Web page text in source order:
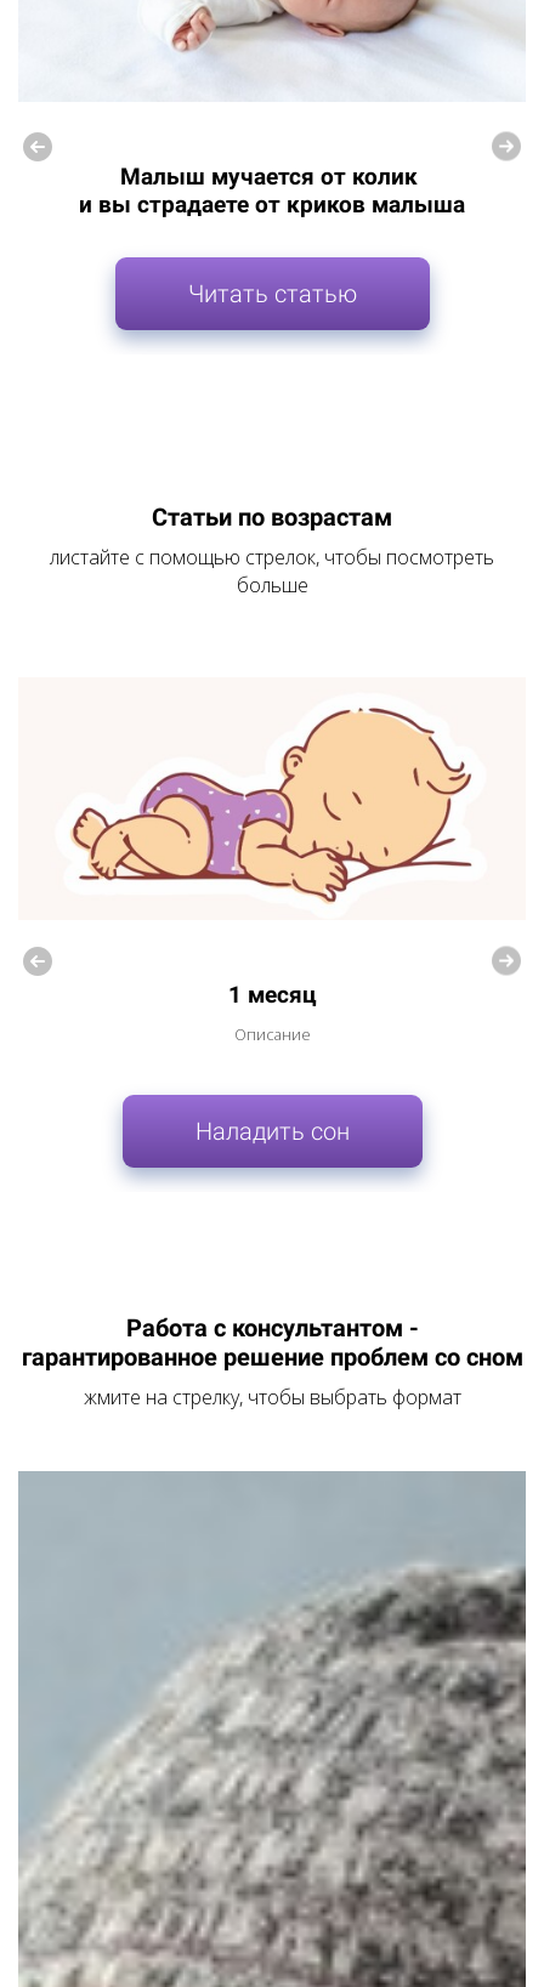
Малыш мучается от колик
и вы страдаете от криков малыша
Читать статью
Статьи по возрастам
листайте с помощью стрелок, чтобы посмотреть
больше
1 месяц
Описание
Наладить сон
Работа с консультантом -
гарантированное решение проблем со сном
жмите на стрелку, чтобы выбрать формат